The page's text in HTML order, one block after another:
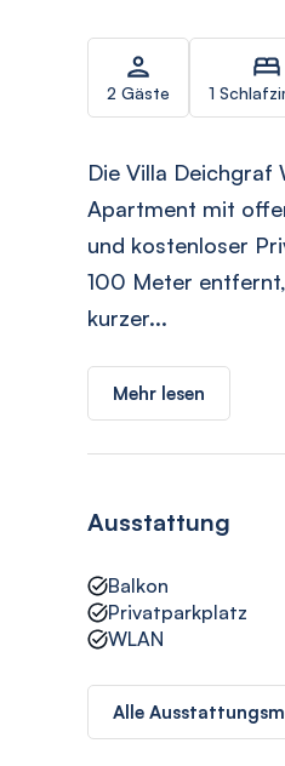
2 Gäste 1
Die Villa
Apartment mit
und kostenloser
100 Meter
kurzer...
Mehr lesen
Ausstattung
Balkon
Privatparkplatz
WLAN
Alle